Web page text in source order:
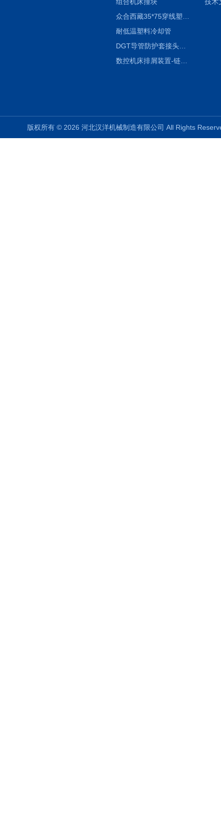
耐低温塑料冷却管
DGT导管防护套接头形式与参数
数控机床排屑装置-链板式排屑机
版权所有 © 2026 河北汉洋机械制造有限公司 All Rights